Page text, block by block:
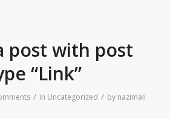
post with post
“Link”
/ in Uncategorized / by nazimali